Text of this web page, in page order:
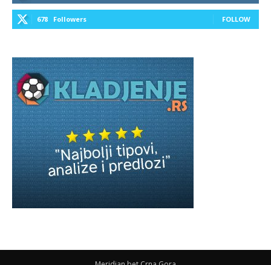
678 Followers FOLLOW